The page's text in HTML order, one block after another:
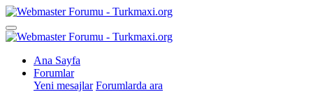
Ana Sayfa
Forumlar
Yeni mesajlar Forumlarda ara